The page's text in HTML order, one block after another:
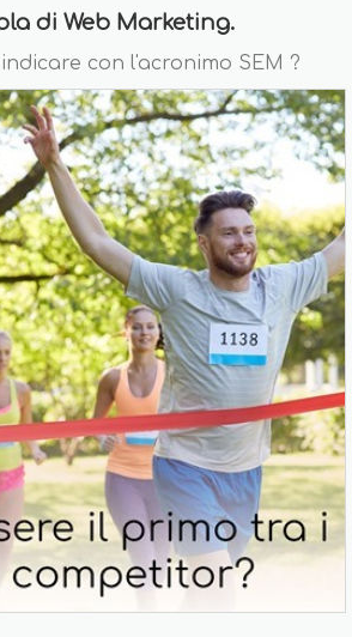
di Web Marketing.
con l'acronimo SEM ?